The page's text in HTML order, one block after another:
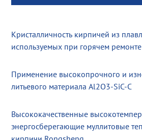
Кристалличность кирпичей из
используемых при горячем
Применение высокопрочного и
литьевого материала Al2O3-SiC-C
Высококачественные
энергосберегающие муллитовые